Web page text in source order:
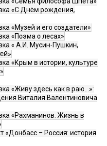
«С Днём рождения,
«Музей и его создатели»
«Поэма о лесах»
« А.И. Мусин-Пушкин,
«Крым в истории, культуре
«Живу здесь как в раю…»:
Виталия Валентиновича
«Рахманинов. Жизнь в
«Донбасс – Россия: история